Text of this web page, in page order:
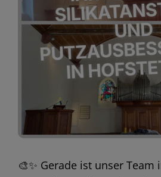
Kostenlose Beratung
🎨✨ Gerade ist unser